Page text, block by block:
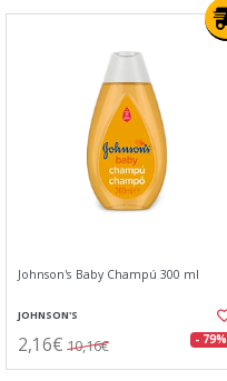
Johnson's Baby Champú 300 ml
JOHNSON'S
2,16€ 10,16€ - 79%